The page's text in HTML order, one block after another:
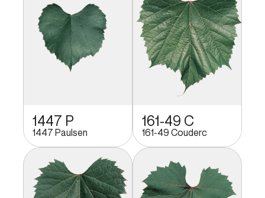
1447 P
1447 Paulsen
161-49 C
161-49 Couderc